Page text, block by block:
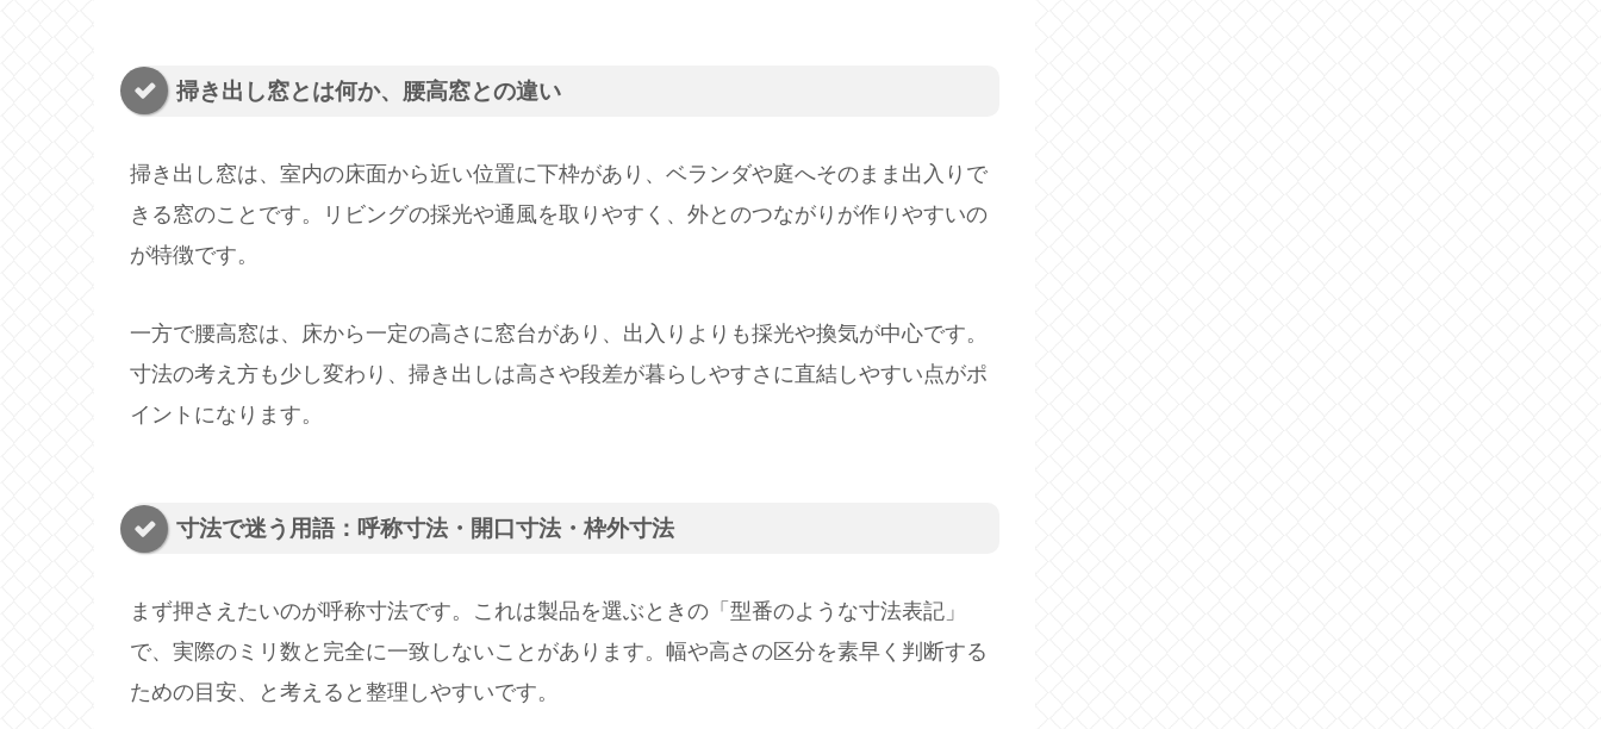
掃き出し窓とは何か、腰高窓との違い
掃き出し窓は、室内の床面から近い位置に下枠があり、ベランダや庭へそのまま出入りで
きる窓のことです。リビングの採光や通風を取りやすく、外とのつながりが作りやすいの
が特徴です。
一方で腰高窓は、床から一定の高さに窓台があり、出入りよりも採光や換気が中心です。
寸法の考え方も少し変わり、掃き出しは高さや段差が暮らしやすさに直結しやすい点がポ
イントになります。
寸法で迷う用語：呼称寸法・開口寸法・枠外寸法
まず押さえたいのが呼称寸法です。これは製品を選ぶときの「型番のような寸法表記」
で、実際のミリ数と完全に一致しないことがあります。幅や高さの区分を素早く判断する
ための目安、と考えると整理しやすいです。